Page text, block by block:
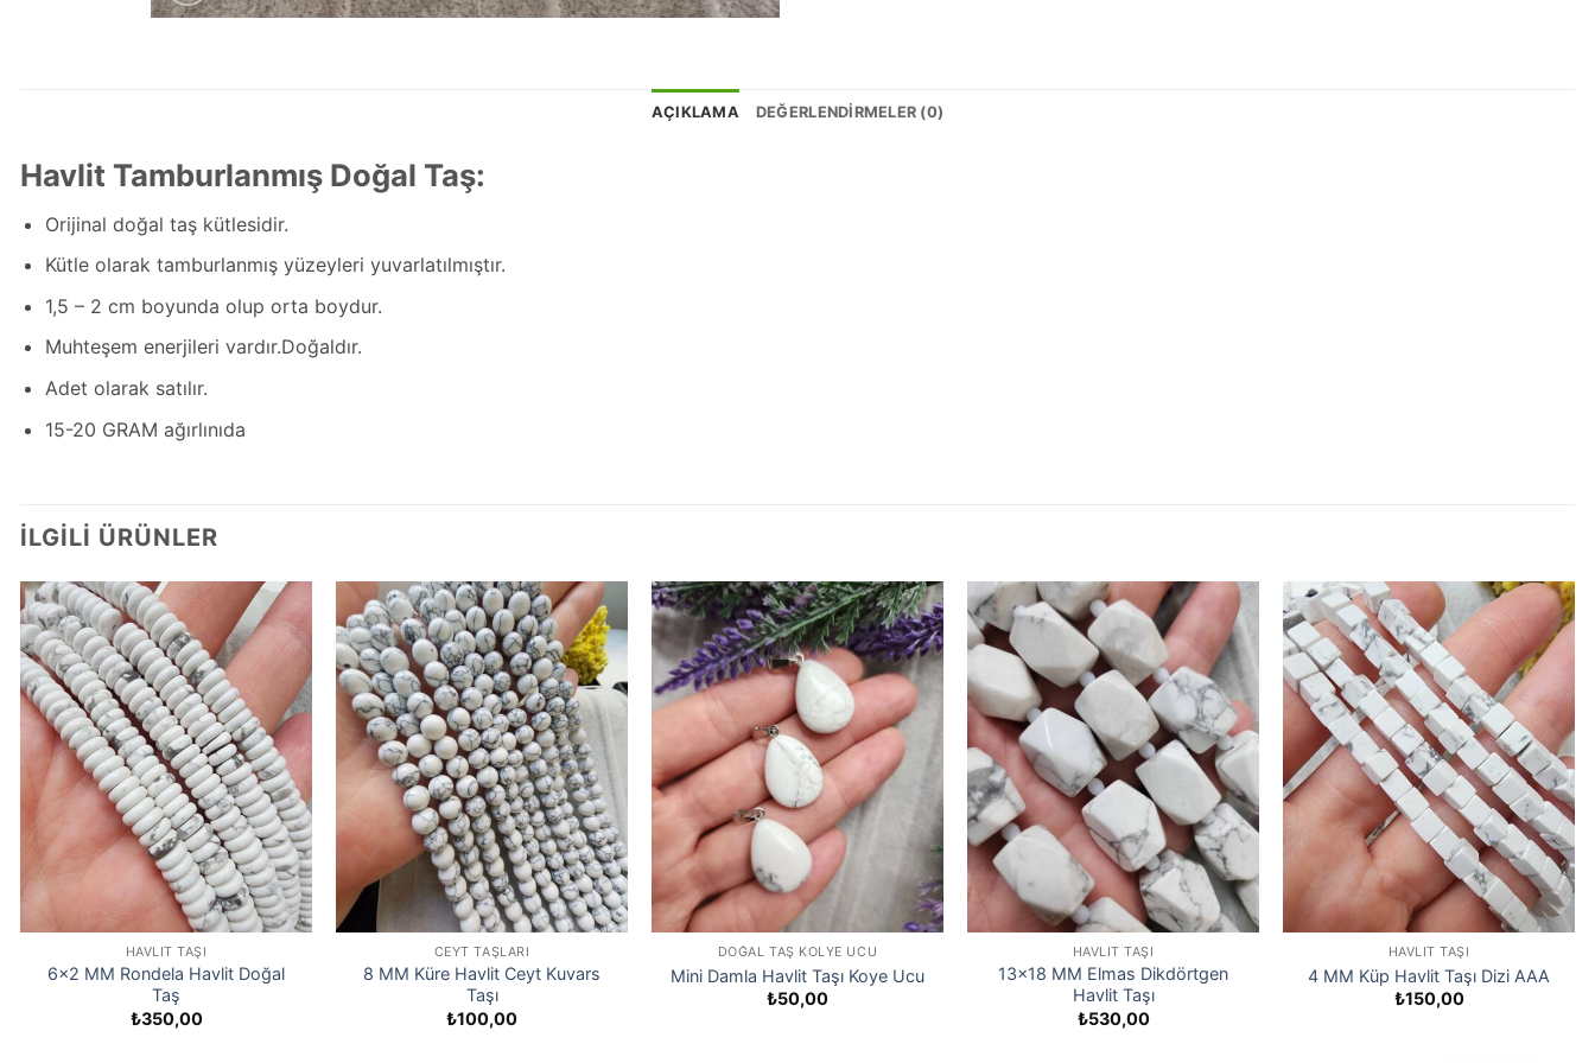
AÇIKLAMA DEĞERLENDIRMELER (0)
Havlit Tamburlanmış Doğal Taş:
Orijinal doğal taş kütlesidir.
Kütle olarak tamburlanmış yüzeyleri yuvarlatılmıştır.
1,5 – 2 cm boyunda olup orta boydur.
Muhteşem enerjileri vardır.Doğaldır.
Adet olarak satılır.
15-20 GRAM ağırlınıda
İLGILI ÜRÜNLER
HAVLIT TAŞI
6×2 MM Rondela Havlit Doğal
Taş
₺350,00
CEYT TAŞLARI
8 MM Küre Havlit Ceyt Kuvars
Taşı
₺100,00
DOĞAL TAŞ KOLYE UCU
Mini Damla Havlit Taşı Koye Ucu
₺50,00
HAVLIT TAŞI
13×18 MM Elmas Dikdörtgen
Havlit Taşı
₺530,00
HAVLIT TAŞI
4 MM Küp Havlit Taşı Dizi AAA
₺150,00